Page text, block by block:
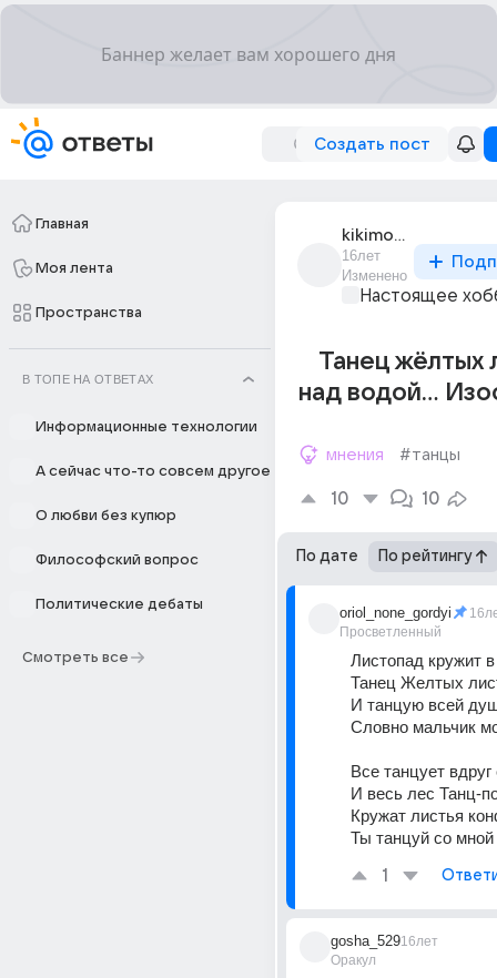
Создать пост
Главная
Моя лента
Пространства
В ТОПЕ НА ОТВЕТАХ
Информационные технологии
А сейчас что-то совсем другое
О любви без купюр
Философский вопрос
Политические дебаты
Смотреть все
kikimora_35
16лет
Изменено
Настоящее
Танец жёлтых
над водой...
мнения #танцы
10 10
По дате По рейтингу
oriol_none_gordyi
Просветленный
Листопад кружит
Танец Желтых
И танцую всей
Словно мальчик
Все танцует
И весь лес Танц-
Кружат листья
Ты танцуй со
1
gosha_529
Оракул
16лет